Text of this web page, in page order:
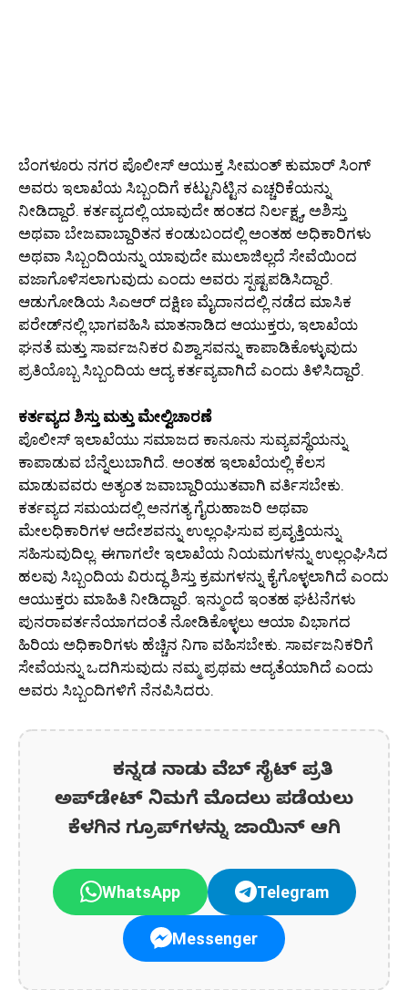
ಬೆಂಗಳೂರು ನಗರ ಪೊಲೀಸ್ ಆಯುಕ್ತ ಸೀಮಂತ್ ಕುಮಾರ್ ಸಿಂಗ್
ಅವರು ಇಲಾಖೆಯ ಸಿಬ್ಬಂದಿಗೆ ಕಟ್ಟುನಿಟ್ಟಿನ ಎಚ್ಚರಿಕೆಯನ್ನು
ನೀಡಿದ್ದಾರೆ. ಕರ್ತವ್ಯದಲ್ಲಿ ಯಾವುದೇ ಹಂತದ ನಿರ್ಲಕ್ಷ್ಯ, ಅಶಿಸ್ತು
ಅಥವಾ ಬೇಜವಾಬ್ದಾರಿತನ ಕಂಡುಬಂದಲ್ಲಿ ಅಂತಹ ಅಧಿಕಾರಿಗಳು
ಅಥವಾ ಸಿಬ್ಬಂದಿಯನ್ನು ಯಾವುದೇ ಮುಲಾಜಿಲ್ಲದೆ ಸೇವೆಯಿಂದ
ವಜಾಗೊಳಿಸಲಾಗುವುದು ಎಂದು ಅವರು ಸ್ಪಷ್ಟಪಡಿಸಿದ್ದಾರೆ.
ಆಡುಗೋಡಿಯ ಸಿಎಆರ್ ದಕ್ಷಿಣ ಮೈದಾನದಲ್ಲಿ ನಡೆದ ಮಾಸಿಕ
ಪರೇಡ್‌ನಲ್ಲಿ ಭಾಗವಹಿಸಿ ಮಾತನಾಡಿದ ಆಯುಕ್ತರು, ಇಲಾಖೆಯ
ಘನತೆ ಮತ್ತು ಸಾರ್ವಜನಿಕರ ವಿಶ್ವಾಸವನ್ನು ಕಾಪಾಡಿಕೊಳ್ಳುವುದು
ಪ್ರತಿಯೊಬ್ಬ ಸಿಬ್ಬಂದಿಯ ಆದ್ಯ ಕರ್ತವ್ಯವಾಗಿದೆ ಎಂದು ತಿಳಿಸಿದ್ದಾರೆ.
ಕರ್ತವ್ಯದ ಶಿಸ್ತು ಮತ್ತು ಮೇಲ್ವಿಚಾರಣೆ
ಪೊಲೀಸ್ ಇಲಾಖೆಯು ಸಮಾಜದ ಕಾನೂನು ಸುವ್ಯವಸ್ಥೆಯನ್ನು
ಕಾಪಾಡುವ ಬೆನ್ನೆಲುಬಾಗಿದೆ. ಅಂತಹ ಇಲಾಖೆಯಲ್ಲಿ ಕೆಲಸ
ಮಾಡುವವರು ಅತ್ಯಂತ ಜವಾಬ್ದಾರಿಯುತವಾಗಿ ವರ್ತಿಸಬೇಕು.
ಕರ್ತವ್ಯದ ಸಮಯದಲ್ಲಿ ಅನಗತ್ಯ ಗೈರುಹಾಜರಿ ಅಥವಾ
ಮೇಲಧಿಕಾರಿಗಳ ಆದೇಶವನ್ನು ಉಲ್ಲಂಘಿಸುವ ಪ್ರವೃತ್ತಿಯನ್ನು
ಸಹಿಸುವುದಿಲ್ಲ. ಈಗಾಗಲೇ ಇಲಾಖೆಯ ನಿಯಮಗಳನ್ನು ಉಲ್ಲಂಘಿಸಿದ
ಹಲವು ಸಿಬ್ಬಂದಿಯ ವಿರುದ್ಧ ಶಿಸ್ತು ಕ್ರಮಗಳನ್ನು ಕೈಗೊಳ್ಳಲಾಗಿದೆ ಎಂದು
ಆಯುಕ್ತರು ಮಾಹಿತಿ ನೀಡಿದ್ದಾರೆ. ಇನ್ಮುಂದೆ ಇಂತಹ ಘಟನೆಗಳು
ಪುನರಾವರ್ತನೆಯಾಗದಂತೆ ನೋಡಿಕೊಳ್ಳಲು ಆಯಾ ವಿಭಾಗದ
ಹಿರಿಯ ಅಧಿಕಾರಿಗಳು ಹೆಚ್ಚಿನ ನಿಗಾ ವಹಿಸಬೇಕು. ಸಾರ್ವಜನಿಕರಿಗೆ
ಸೇವೆಯನ್ನು ಒದಗಿಸುವುದು ನಮ್ಮ ಪ್ರಥಮ ಆದ್ಯತೆಯಾಗಿದೆ ಎಂದು
ಅವರು ಸಿಬ್ಬಂದಿಗಳಿಗೆ ನೆನಪಿಸಿದರು.
ಕನ್ನಡ ನಾಡು ವೆಬ್ ಸೈಟ್ ಪ್ರತಿ
ಅಪ್‌ಡೇಟ್‌ ನಿಮಗೆ ಮೊದಲು ಪಡೆಯಲು
ಕೆಳಗಿನ ಗ್ರೂಪ್‌ಗಳನ್ನು ಜಾಯಿನ್ ಆಗಿ
WhatsApp Telegram
Messenger